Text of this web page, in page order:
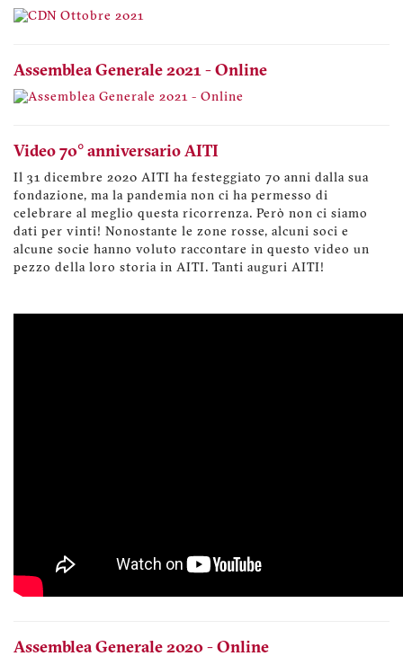
Assemblea Generale 2021 - Online
Video 70° anniversario AITI
Il 31 dicembre 2020 AITI ha festeggiato 70 anni dalla sua
fondazione, ma la pandemia non ci ha permesso di
celebrare al meglio questa ricorrenza. Però non ci siamo
dati per vinti! Nonostante le zone rosse, alcuni soci e
alcune socie hanno voluto raccontare in questo video un
pezzo della loro storia in AITI. Tanti auguri AITI!
Assemblea Generale 2020 - Online